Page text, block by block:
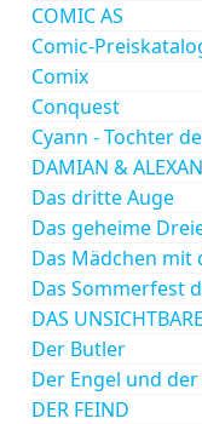
COMIC AS
Comic-
Comix
Conquest
Cyann - Tochter
DAMIAN &
Das dritte Auge
Das geheime
Das Mädchen mit
Das Sommerfest
DAS
Der Butler
Der Engel und
DER FEIND